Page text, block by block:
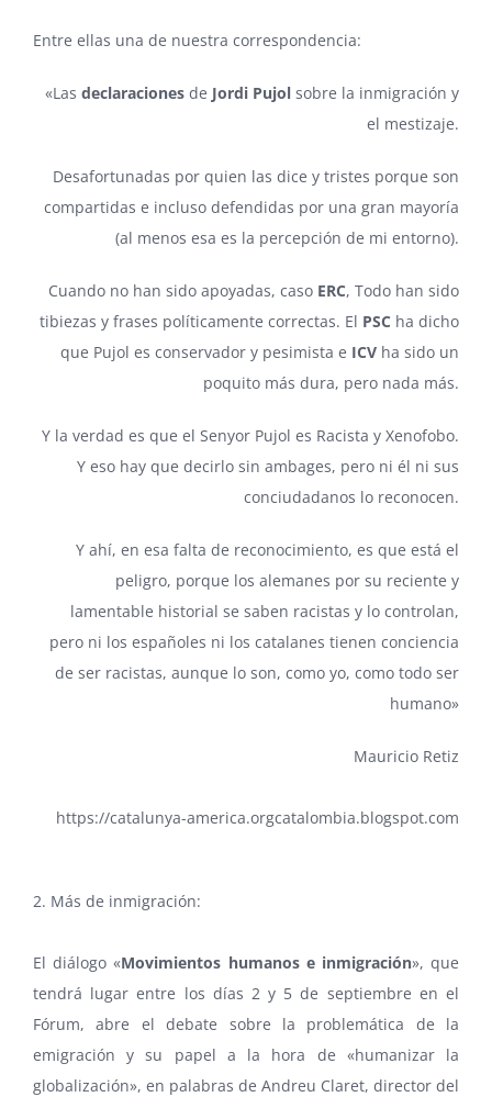
Entre ellas una de nuestra correspondencia:
«Las declaraciones de Jordi Pujol sobre la inmigración y
el mestizaje.
Desafortunadas por quien las dice y tristes porque son
compartidas e incluso defendidas por una gran mayoría
(al menos esa es la percepción de mi entorno).
Cuando no han sido apoyadas, caso ERC, Todo han sido
tibiezas y frases políticamente correctas. El PSC ha dicho
que Pujol es conservador y pesimista e ICV ha sido un
poquito más dura, pero nada más.
Y la verdad es que el Senyor Pujol es Racista y Xenofobo.
Y eso hay que decirlo sin ambages, pero ni él ni sus
conciudadanos lo reconocen.
Y ahí, en esa falta de reconocimiento, es que está el
peligro, porque los alemanes por su reciente y
lamentable historial se saben racistas y lo controlan,
pero ni los españoles ni los catalanes tienen conciencia
de ser racistas, aunque lo son, como yo, como todo ser
humano»
Mauricio Retiz
https://catalunya-america.orgcatalombia.blogspot.com
2. Más de inmigración:
El diálogo «Movimientos humanos e inmigración», que
tendrá lugar entre los días 2 y 5 de septiembre en el
Fórum, abre el debate sobre la problemática de la
emigración y su papel a la hora de «humanizar la
globalización», en palabras de Andreu Claret, director del